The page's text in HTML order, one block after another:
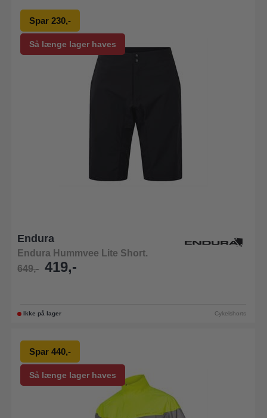
Så længe lager haves
Spar 230,-
Endura
Endura Hummvee Lite Short.
649,-
419,-
Ikke på lager Cykelshorts
Så længe lager haves
Spar 440,-